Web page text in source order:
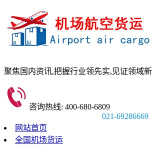
聚焦国内资讯,把握行业领先实,见证领域
咨询热线: 400-680-6809
021-69286669
网站首页
全国机场货运